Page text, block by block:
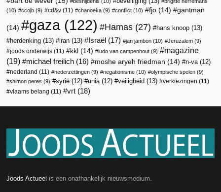
(10)
ccojb (9) cd&v (11) chanoeka (9) conflict (10) fjo (14) gantman
(14) gaza (122) Hamas (27) hans knoop (13)
herdenking (13) iran (13) Israël (17) jan jambon (10) Jeruzalem (9)
joods onderwijs (11) kkl (14) ludo van campenhout (9)
magazine
(19)
michael freilich (16) moshe aryeh friedman (14) n-va (12)
nederland (11) nederzettingen (9) negationisme (10) olympische spelen (9)
shimon peres (9) syrië (12) unia (12) veiligheid (13) verkiezingen (11)
vlaams belang (11) vrt (18)
Joods Actueel is een onafhankelijk nieuwsmedium.